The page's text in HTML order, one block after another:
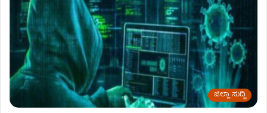
ಜಿಲ್ಲಾ ಸುದ್ದಿ